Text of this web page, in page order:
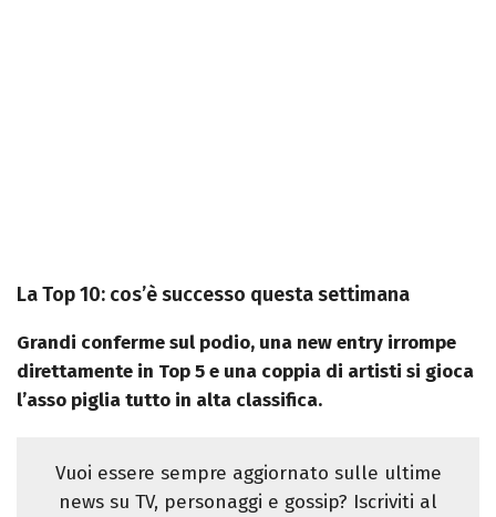
La Top 10: cos’è successo questa settimana
Grandi conferme sul podio, una new entry irrompe
direttamente in Top 5 e una coppia di artisti si gioca
l’asso piglia tutto in alta classifica.
Vuoi essere sempre aggiornato sulle ultime
news su TV, personaggi e gossip? Iscriviti al